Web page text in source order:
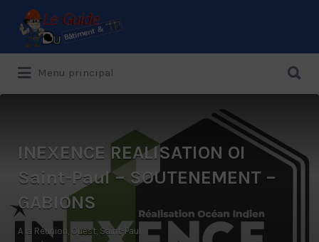
Le Guide de référence depuis 1995
Rechercher:
Menu principal
INEXENCE REALISATION OI
Saint-Paul – SOUTENEMENT –
GABIONS
A la Réunion, Ouest, Saint-Paul